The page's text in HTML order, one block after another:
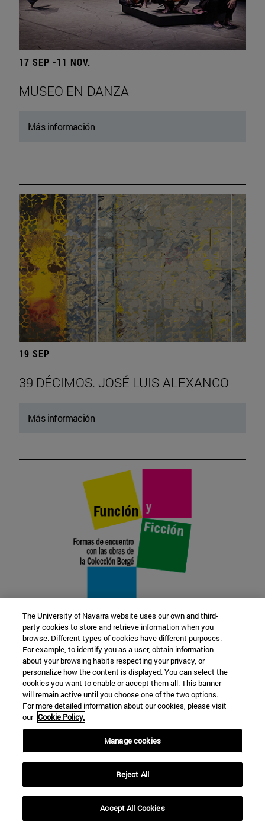
17 SEP -11 NOV.
MUSEO EN DANZA
Más información
19 SEP
39 DÉCIMOS. JOSÉ LUIS ALEXANCO
Más información
22 SEP
FUNCIÓN Y FICCIÓN. Varios artistas
Más información
The University of Navarra website uses our own and third-
party cookies to store and retrieve information when you
browse. Different types of cookies have different purposes.
For example, to identify you as a user, obtain information
about your browsing habits respecting your privacy, or
personalize how the content is displayed. You can select the
cookies you want to enable or accept them all. This banner
will remain active until you choose one of the two options.
For more detailed information about our cookies, please visit
our Cookie Policy.
Manage cookies
Reject All
Accept All Cookies